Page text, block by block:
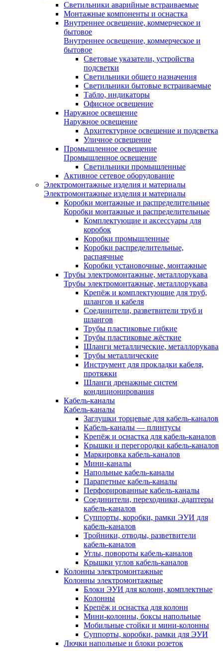
Светильники аварийные встраиваемые
Монтажные компоненты и оснастка
Внутреннее освещение, коммерческое и
бытовое
Внутреннее освещение, коммерческое и
бытовое
Световые указатели, устройства
подсветки
Светильники общего назначения
Светильники бытовые встраиваемые
Табло, индикаторы
Офисное освещение
Наружное освещение
Наружное освещение
Архитектурное освещение и подсветка
Уличное освещение
Промышленное освещение
Промышленное освещение
Светильники промышленные
Активное сетевое оборудование
Электромонтажные изделия и материалы
Электромонтажные изделия и материалы
Коробки монтажные и распределительные
Коробки монтажные и распределительные
Комплектующие и аксессуары для
коробок
Коробки промышленные
Коробки распределительные,
распаячные
Коробки установочные, монтажные
Трубы электромонтажные, металлорукава
Трубы электромонтажные, металлорукава
Крепёж и комплектующие для труб,
шлангов и кабеля
Соединители, разветвители труб и
шлангов
Трубы пластиковые гибкие
Трубы пластиковые жёсткие
Шланги металлические, металлорукава
Трубы металлические
Инструмент для прокладки кабеля,
протяжки
Шланги дренажные систем
кондиционирования
Кабель-каналы
Кабель-каналы
Заглушки торцевые для кабель-каналов
Кабель-каналы — плинтусы
Крепёж и оснастка для кабель-каналов
Крышки и перегородки кабель-каналов
Маркировка кабель-каналов
Мини-каналы
Напольные кабель-каналы
Парапетные кабель-каналы
Перфорированные кабель-каналы
Соединители, переходники, адаптеры
кабель-каналов
Суппорты, коробки, рамки ЭУИ для
кабель-каналов
Тройники, отводы, разветвители
кабель-каналов
Углы, повороты кабель-каналов
Крышки углов кабель-каналов
Колонны электромонтажные
Колонны электромонтажные
Блоки ЭУИ для колонн, комплектные
Колонны
Крепёж и оснастка для колонн
Мини-колонны, боксы напольные
Мобильные стойки и мини-колонны
Суппорты, коробки, рамки для ЭУИ
Лючки напольные и блоки розеток